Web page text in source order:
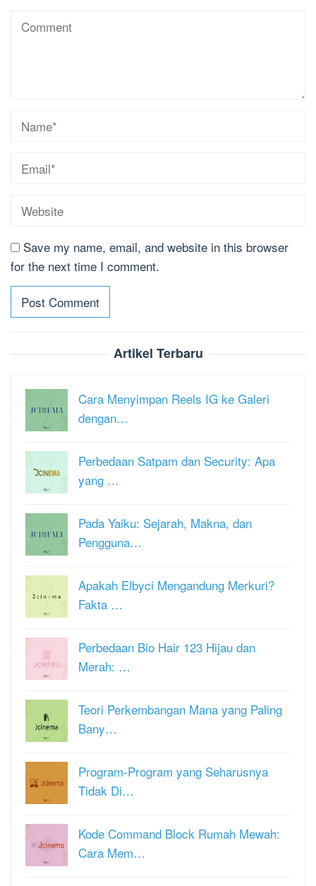
Save my name, email, and website in this browser
for the next time I comment.
Artikel Terbaru
Cara Menyimpan Reels IG ke Galeri
dengan…
Perbedaan Satpam dan Security: Apa
yang …
Pada Yaiku: Sejarah, Makna, dan
Pengguna…
Apakah Elbyci Mengandung Merkuri?
Fakta …
Perbedaan Bio Hair 123 Hijau dan
Merah: …
Teori Perkembangan Mana yang Paling
Bany…
Program-Program yang Seharusnya
Tidak Di…
Kode Command Block Rumah Mewah:
Cara Mem…